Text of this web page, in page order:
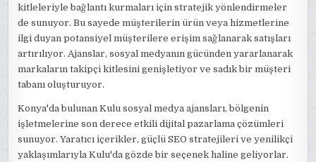
kitleleriyle bağlantı kurmaları için stratejik yönlendirmeler
de sunuyor. Bu sayede müşterilerin ürün veya hizmetlerine
ilgi duyan potansiyel müşterilere erişim sağlanarak satışları
artırılıyor. Ajanslar, sosyal medyanın gücünden yararlanarak
markaların takipçi kitlesini genişletiyor ve sadık bir müşteri
tabanı oluşturuyor.
Konya'da bulunan Kulu sosyal medya ajansları, bölgenin
işletmelerine son derece etkili dijital pazarlama çözümleri
sunuyor. Yaratıcı içerikler, güçlü SEO stratejileri ve yenilikçi
yaklaşımlarıyla Kulu'da gözde bir seçenek haline geliyorlar.